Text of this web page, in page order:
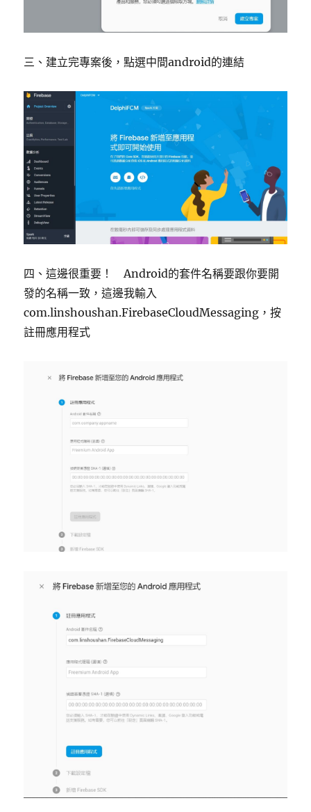
三、建立完專案後，點選中間android的連結
四、這邊很重要！ Android的套件名稱要跟你要開
發的名稱一致，這邊我輸入
com.linshoushan.FirebaseCloudMessaging，按
註冊應用程式